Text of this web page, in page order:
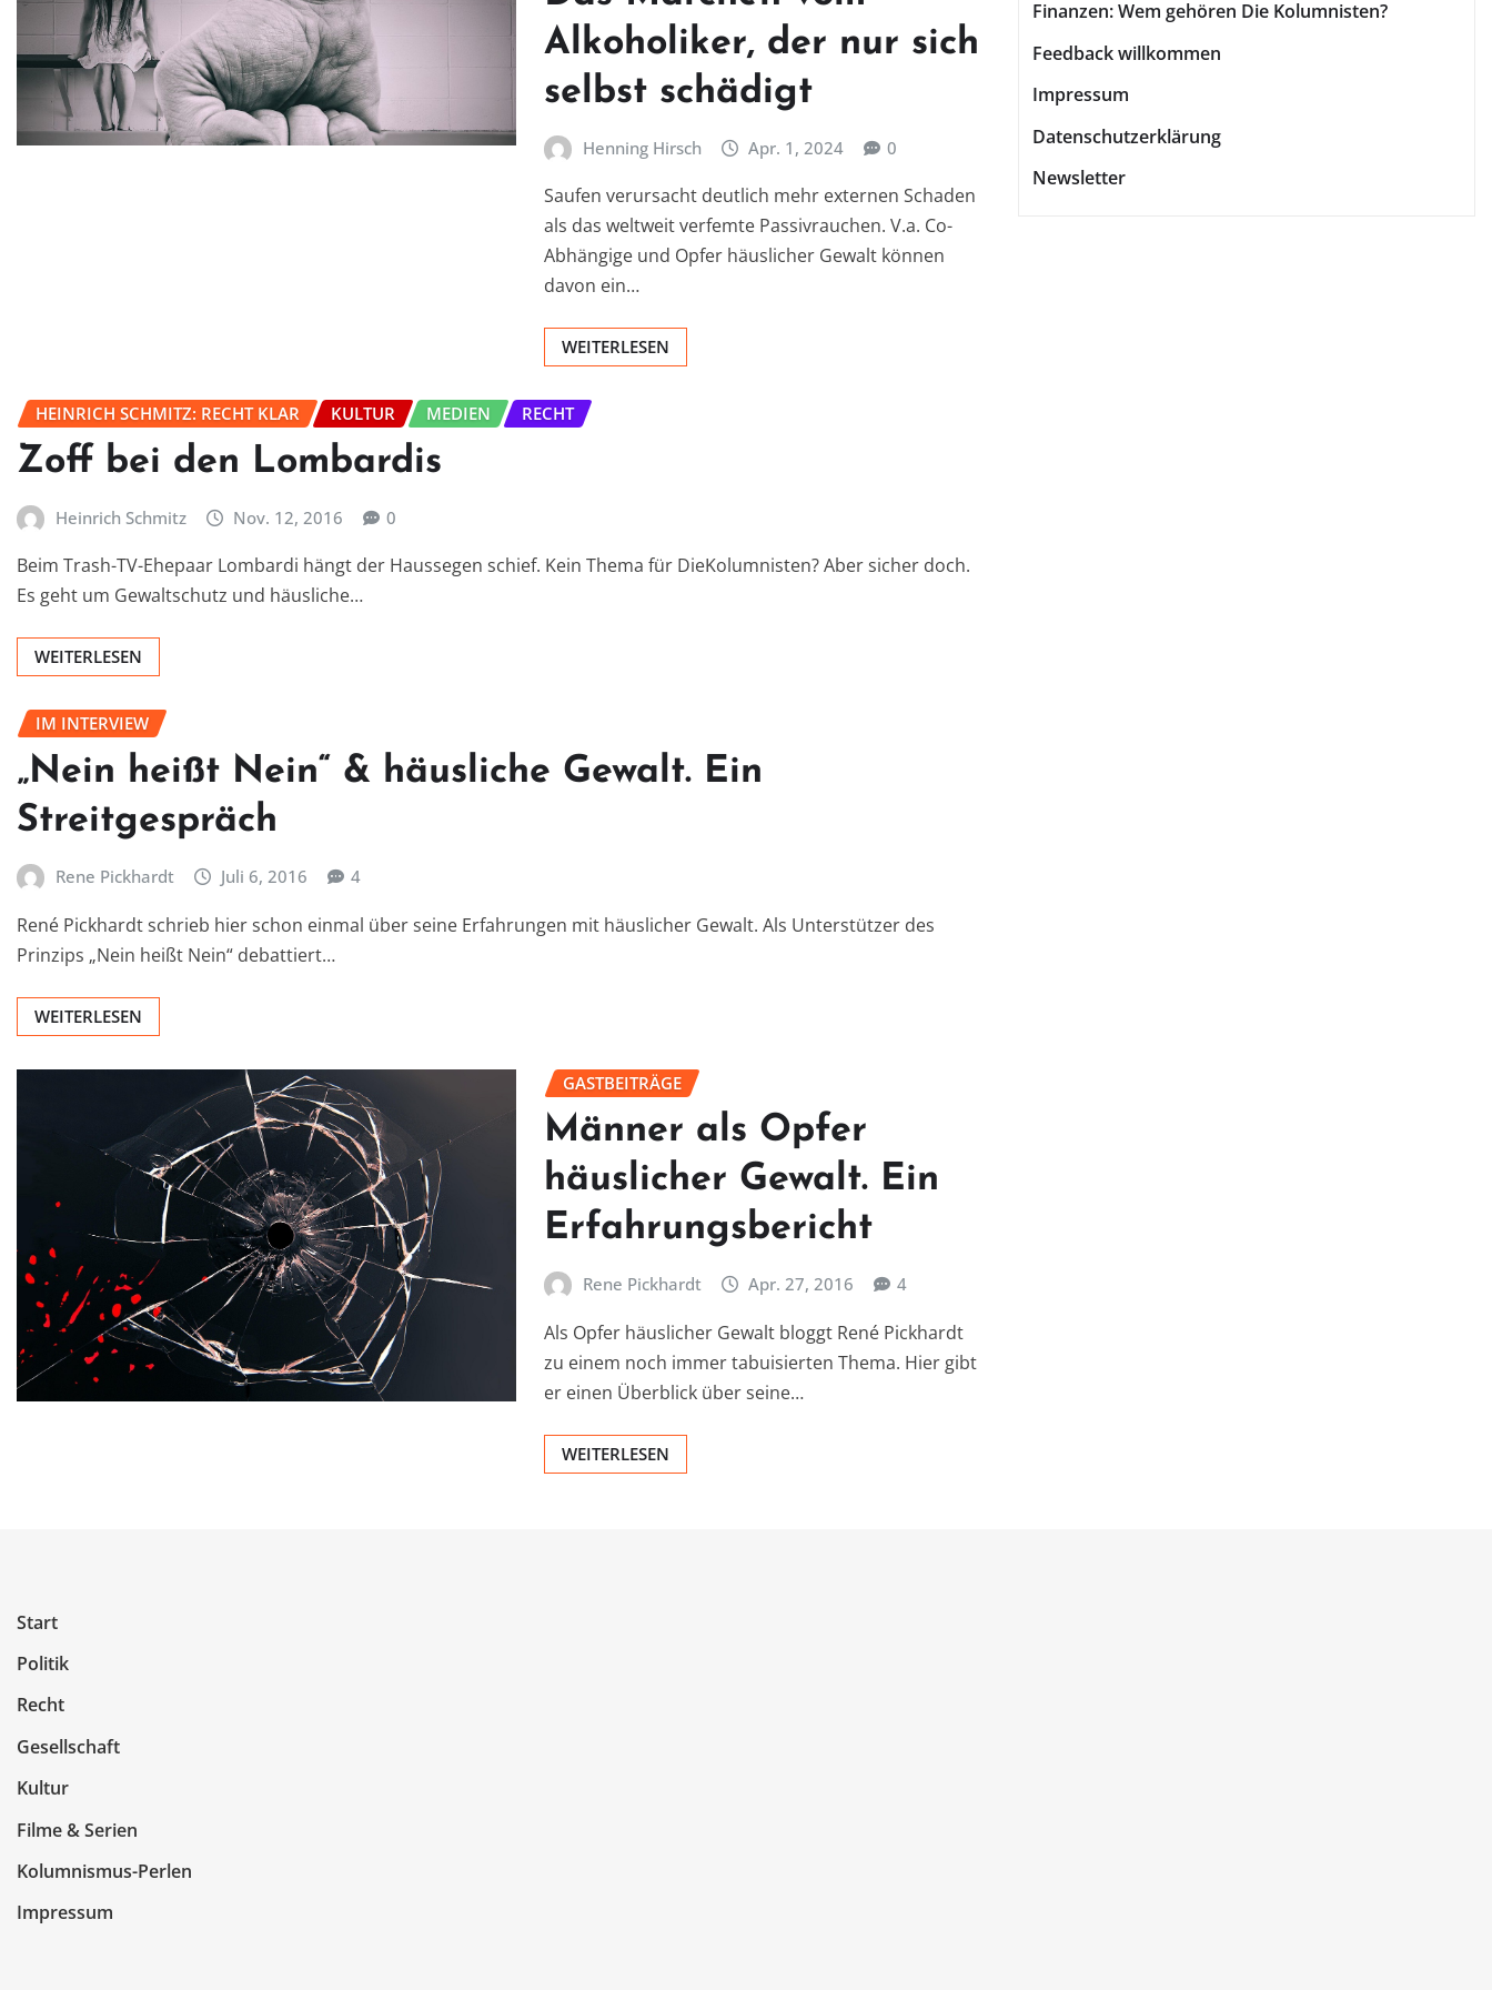
Alkoholiker, der nur sich
selbst schädigt
Henning Hirsch Apr. 1, 2024 0
Saufen verursacht deutlich mehr externen Schaden
als das weltweit verfemte Passivrauchen. V.a. Co-
Abhängige und Opfer häuslicher Gewalt können
davon ein…
WEITERLESEN
HEINRICH SCHMITZ: RECHT KLAR KULTUR MEDIEN RECHT
Zoff bei den Lombardis
Heinrich Schmitz Nov. 12, 2016 0
Beim Trash-TV-Ehepaar Lombardi hängt der Haussegen schief. Kein Thema für DieKolumnisten? Aber sicher doch.
Es geht um Gewaltschutz und häusliche…
WEITERLESEN
IM INTERVIEW
„Nein heißt Nein“ & häusliche Gewalt. Ein
Streitgespräch
Rene Pickhardt Juli 6, 2016 4
René Pickhardt schrieb hier schon einmal über seine Erfahrungen mit häuslicher Gewalt. Als Unterstützer des
Prinzips „Nein heißt Nein“ debattiert…
WEITERLESEN
GASTBEITRÄGE
Männer als Opfer
häuslicher Gewalt. Ein
Erfahrungsbericht
Rene Pickhardt Apr. 27, 2016 4
Als Opfer häuslicher Gewalt bloggt René Pickhardt
zu einem noch immer tabuisierten Thema. Hier gibt
er einen Überblick über seine…
WEITERLESEN
Finanzen: Wem gehören Die Kolumnisten?
Feedback willkommen
Impressum
Datenschutzerklärung
Newsletter
Start
Politik
Recht
Gesellschaft
Kultur
Filme & Serien
Kolumnismus-Perlen
Impressum